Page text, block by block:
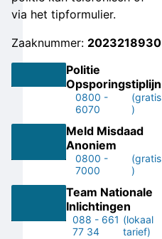
via het tipformulier.
Zaaknummer: 2023218930
Politie
Opsporingstiplijn
0800 -
6070
(gratis
)
Meld Misdaad
Anoniem
0800 -
7000
(gratis
)
Team Nationale
Inlichtingen
088 - 661
77 34
(lokaal
tarief)